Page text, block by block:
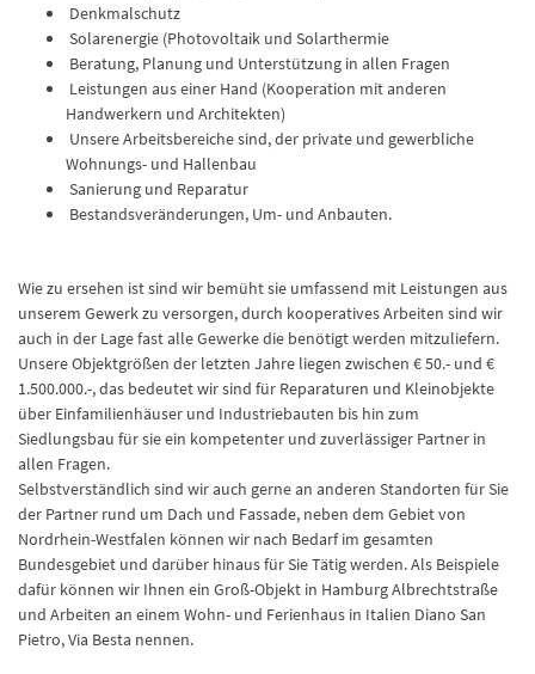
Denkmalschutz
Solarenergie (Photovoltaik und Solarthermie
Beratung, Planung und Unterstützung in allen Fragen
Leistungen aus einer Hand (Kooperation mit anderen
Handwerkern und Architekten)
Unsere Arbeitsbereiche sind, der private und gewerbliche
Wohnungs- und Hallenbau
Sanierung und Reparatur
Bestandsveränderungen, Um- und Anbauten.
Wie zu ersehen ist sind wir bemüht sie umfassend mit Leistungen aus
unserem Gewerk zu versorgen, durch kooperatives Arbeiten sind wir
auch in der Lage fast alle Gewerke die benötigt werden mitzuliefern.
Unsere Objektgrößen der letzten Jahre liegen zwischen € 50.- und €
1.500.000.-, das bedeutet wir sind für Reparaturen und Kleinobjekte
über Einfamilienhäuser und Industriebauten bis hin zum
Siedlungsbau für sie ein kompetenter und zuverlässiger Partner in
allen Fragen.
Selbstverständlich sind wir auch gerne an anderen Standorten für Sie
der Partner rund um Dach und Fassade, neben dem Gebiet von
Nordrhein-Westfalen können wir nach Bedarf im gesamten
Bundesgebiet und darüber hinaus für Sie Tätig werden. Als Beispiele
dafür können wir Ihnen ein Groß-Objekt in Hamburg Albrechtstraße
und Arbeiten an einem Wohn- und Ferienhaus in Italien Diano San
Pietro, Via Besta nennen.